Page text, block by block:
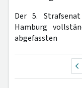
Der 5.
Hamburg
abgefassten